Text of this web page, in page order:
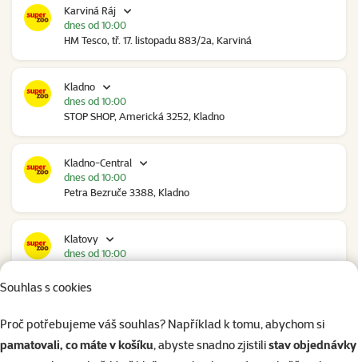
Souhlas s cookies
Proč potřebujeme váš souhlas? Například k tomu, abychom si
pamatovali, co máte v košíku, abyste snadno zjistilistav objednávky
Karviná Ráj
HM Tesco, tř. 17. listopadu 883/2a, Karviná
dnes od 10:00
Kladno
STOP SHOP, Americká 3252, Kladno
dnes od 10:00
Kladno-Central
Petra Bezruče 3388, Kladno
dnes od 10:00
Klatovy
dnes od 10:00
Polepská 979, Kolín
do 8 hodin